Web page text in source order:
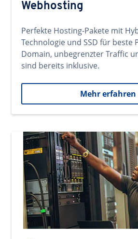
Webhosting
Perfekte Hosting-Pakete mit
Technologie und SSD für beste
Domain, unbegrenzter Traffic
sind bereits inklusive.
Mehr erfahren